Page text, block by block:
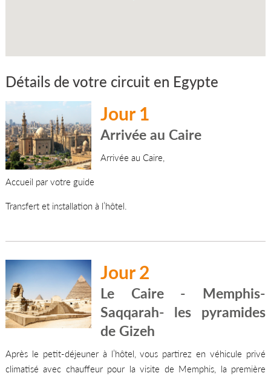
Détails de votre circuit en Egypte
Jour 1
Arrivée au Caire
Arrivée au Caire,
Accueil par votre guide
Transfert et installation à l’hôtel.
Jour 2
Le Caire - Memphis-
Saqqarah- les pyramides
de Gizeh
Après le petit-déjeuner à l’hôtel, vous partirez en véhicule privé
climatisé avec chauffeur pour la visite de Memphis, la première